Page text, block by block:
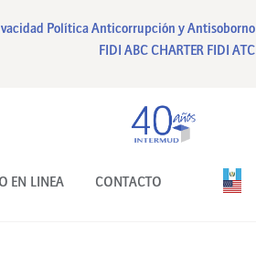
Política Anticorrupción y Antisoborno
FIDI ABC CHARTER FIDI ATC
EN LINEA CONTACTO